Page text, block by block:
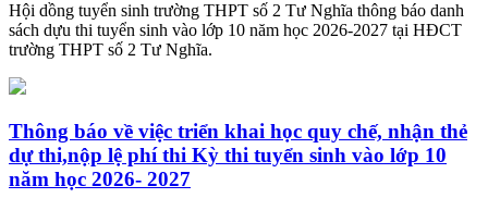
Hội dồng tuyển sinh trường THPT số 2 Tư Nghĩa thông báo danh
sách dựu thi tuyển sinh vào lớp 10 năm học 2026-2027 tại HĐCT
trường THPT số 2 Tư Nghĩa.
Thông báo về việc triển khai học quy chế, nhận thẻ
dự thi,nộp lệ phí thi Kỳ thi tuyển sinh vào lớp 10
năm học 2026- 2027